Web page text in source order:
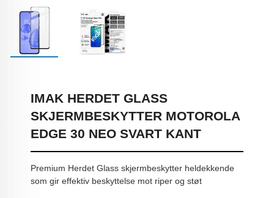
IMAK HERDET GLASS
SKJERMBESKYTTER MOTOROLA
EDGE 30 NEO SVART KANT
Premium Herdet Glass skjermbeskytter heldekkende
som gir effektiv beskyttelse mot riper og støt